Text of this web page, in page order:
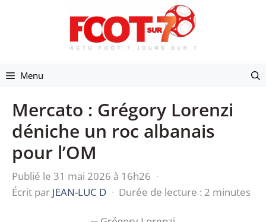
Menu
Mercato : Grégory Lorenzi
déniche un roc albanais
pour l’OM
Publié le 31 mai 2026 à 16h26 ·
Écrit par JEAN-LUC D · Durée de lecture : 2 minutes